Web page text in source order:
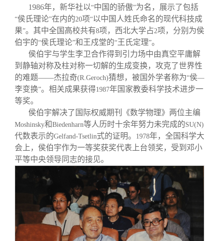
制度法规
联系我们
1986年，新华社以“中国的骄傲”为名，展示了包括
“侯氏理论”在内的20项“以中国人姓氏命名的现代科技成
果”。其中全国高校共有8项，西北大学占2项，分别为侯
伯宇的“侯氏理论”和王戍堂的“王氏定理”。
侯伯宇与学生李卫合作得到引力场中由真空平庸解
到静轴对称及柱对称一切解的生成变换，攻克了世界性
的难题——杰拉奇(R.Geroch)猜想，被国外学者称为“侯—
李变换”。相关成果获得1987年国家教委科学技术进步一
等奖。
侯伯宇解决了国际权威期刊《数学物理》两位主编
Moshinsky和Biedenharn等人历时十余年努力未完成的SU(N)
代数表示的Gelfand-Tsetlin式的证明。 1978年，全国科学大
会上，侯伯宇作为一等奖获奖代表上台领奖，受到邓小
平等中央领导同志的接见。